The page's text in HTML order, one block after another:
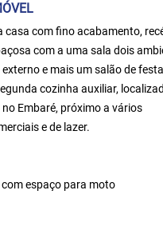
casa com fino acabamento,
com a uma sala dois
e mais um salão de
cozinha auxiliar,
Embaré, próximo a vários
e de lazer.
espaço para moto